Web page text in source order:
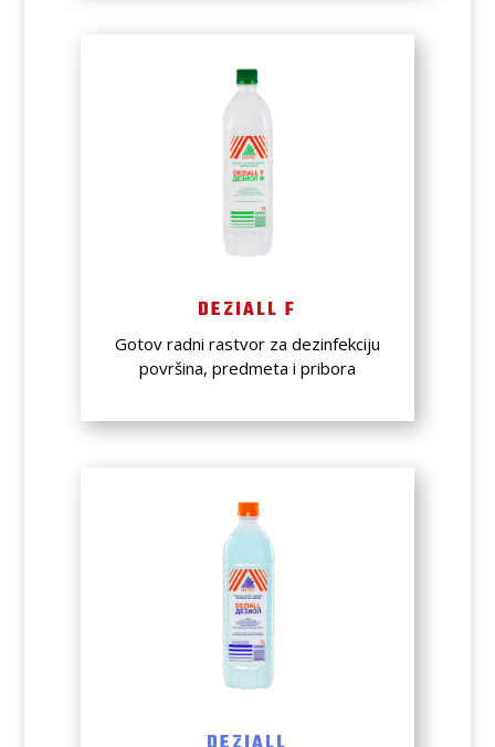
DEZIALL F
Gotov radni rastvor za dezinfekciju
površina, predmeta i pribora